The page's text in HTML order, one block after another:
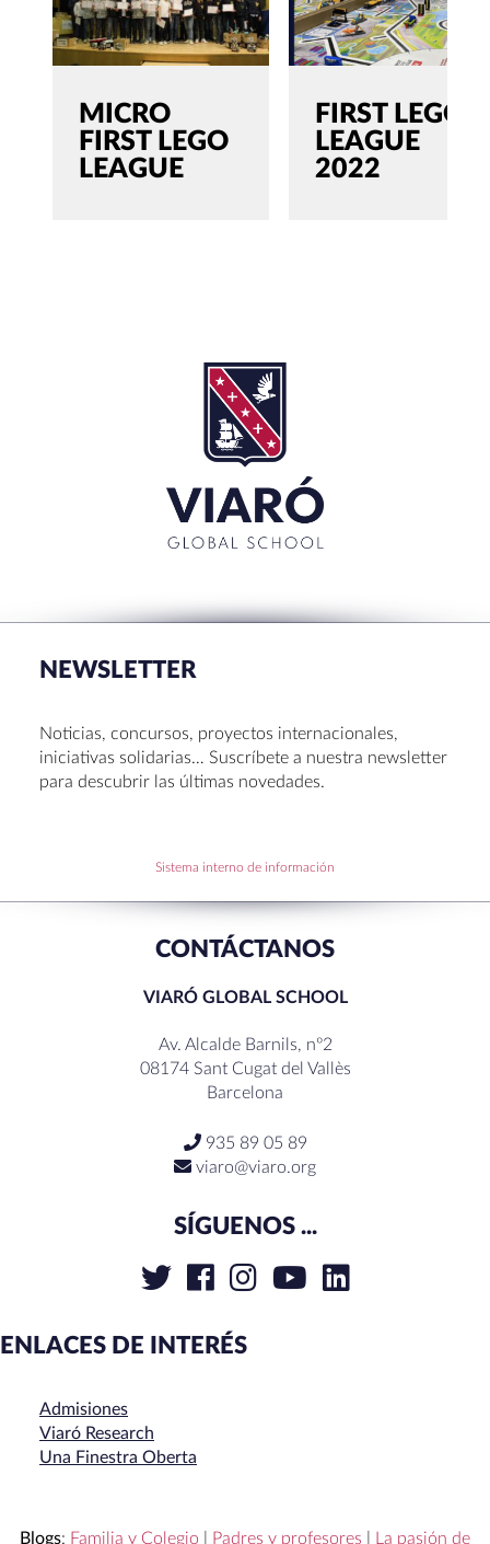
MICRO
FIRST LEGO
LEAGUE
FIRST LEGO
LEAGUE
2022
La Muestra de Artes 2026: creatividad, música y
Congreso UNIV 2026
Hábitos saludables: 8 consejos prácticos para
disfrutar la Navidad.
RECENT COMMENTS
NEWSLETTER
Noticias, concursos, proyectos internacionales,
iniciativas solidarias… Suscríbete a nuestra newsletter
para descubrir las últimas novedades.
Sistema interno de información
CONTÁCTANOS
VIARÓ GLOBAL SCHOOL
Av. Alcalde Barnils, nº2
08174 Sant Cugat del Vallès
Barcelona
935 89 05 89
viaro@viaro.org
SÍGUENOS ...
ENLACES DE INTERÉS
Admisiones
Viaró Research
Una Finestra Oberta
Blogs: Familia y Colegio Padres y profesores La pasión de